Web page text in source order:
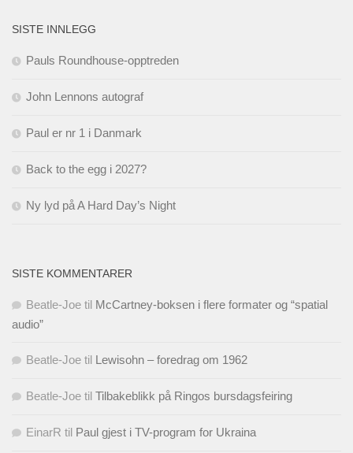
SISTE INNLEGG
Pauls Roundhouse-opptreden
John Lennons autograf
Paul er nr 1 i Danmark
Back to the egg i 2027?
Ny lyd på A Hard Day’s Night
SISTE KOMMENTARER
Beatle-Joe til McCartney-boksen i flere formater og “spatial
audio”
Beatle-Joe til Lewisohn – foredrag om 1962
Beatle-Joe til Tilbakeblikk på Ringos bursdagsfeiring
EinarR til Paul gjest i TV-program for Ukraina